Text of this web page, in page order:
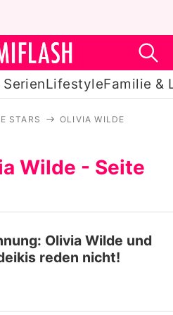
LifestyleFamilie &
Stars
& Liebe
STARS OLIVIA WILDE
Wilde - Seite
Olivia Wilde und
reden nicht!